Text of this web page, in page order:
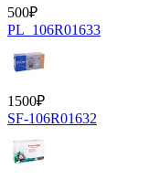
500₽
PL_106R01633
1500₽
SF-106R01632